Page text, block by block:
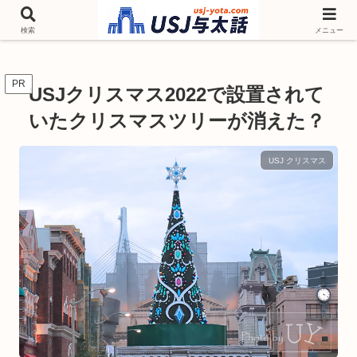
チケットやシーズンイベント ニンテンドーワールド アトラクションなどユニ
バを歩いて情報収集しています
PR USJクリスマス2022で設置されて
いたクリスマスツリーが消えた？
USJ クリスマス
検索 メニュー